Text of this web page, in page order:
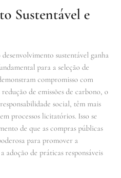
Sustentável e
sustentável ganha
para a seleção de
compromisso com
de emissões de carbono, o
social, têm mais
processos licitatórios. Isso se
de que as compras públicas
para promover a
adoção de práticas responsáveis